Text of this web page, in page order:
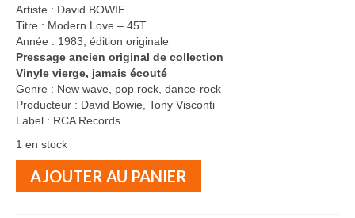
Artiste : David BOWIE
Titre : Modern Love – 45T
Année : 1983, édition originale
Pressage ancien original de collection
Vinyle vierge, jamais écouté
Genre : New wave, pop rock, dance-rock
Producteur : David Bowie, Tony Visconti
Label : RCA Records
1 en stock
AJOUTER AU PANIER